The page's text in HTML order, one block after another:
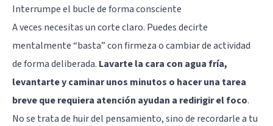
Interrumpe el bucle de forma consciente
A veces necesitas un corte claro. Puedes decirte
mentalmente “basta” con firmeza o cambiar de actividad
de forma deliberada. Lavarte la cara con agua fría,
levantarte y caminar unos minutos o hacer una tarea
breve que requiera atención ayudan a redirigir el foco.
No se trata de huir del pensamiento, sino de recordarle a tu